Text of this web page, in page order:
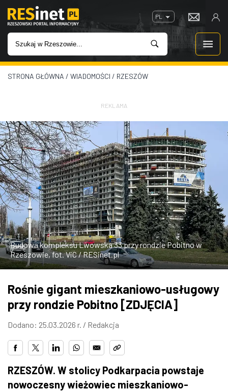
PL
WIADOMOŚCI
IMPREZY
ROZRYWKA
W KINACH
GASTRONOMIA
ZDJĘCIA
W RZESZOWIE
STRONA GŁÓWNA / WIADOMOŚCI / RZESZÓW
REKLAMA
Budowa kompleksu Lwowska 33 przy rondzie Pobitno w
Rzeszowie, fot. ViC / RESinet.pl
Rośnie gigant mieszkaniowo-usługowy
przy rondzie Pobitno [ZDJĘCIA]
Dodano: 25.03.2026 r. / Redakcja
RZESZÓW. W stolicy Podkarpacia powstaje
nowoczesny wieżowiec mieszkaniowo-